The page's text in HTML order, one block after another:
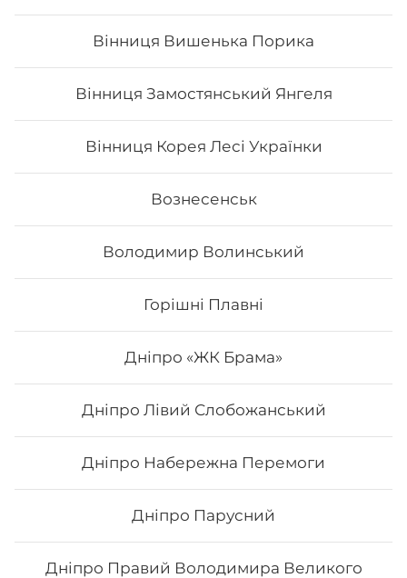
Вінниця Вишенька Порика
Вінниця Замостянський Янгеля
Вінниця Корея Лесі Українки
Вознесенськ
Володимир Волинський
Горішні Плавні
Дніпро «ЖК Брама»
Дніпро Лівий Слобожанський
Дніпро Набережна Перемоги
Дніпро Парусний
Дніпро Правий Володимира Великого
Футомак з лососем
Вага: 275 г Склад: норі, рис, лосось, огірок, авокадо,
₴
Футомак асорті
Вага: 300 г Склад: норі, рис, японський м., сурімі,